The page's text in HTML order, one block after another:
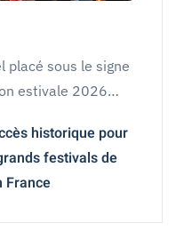
sous le signe
estivale 2026…
historique pour
festivals de
France